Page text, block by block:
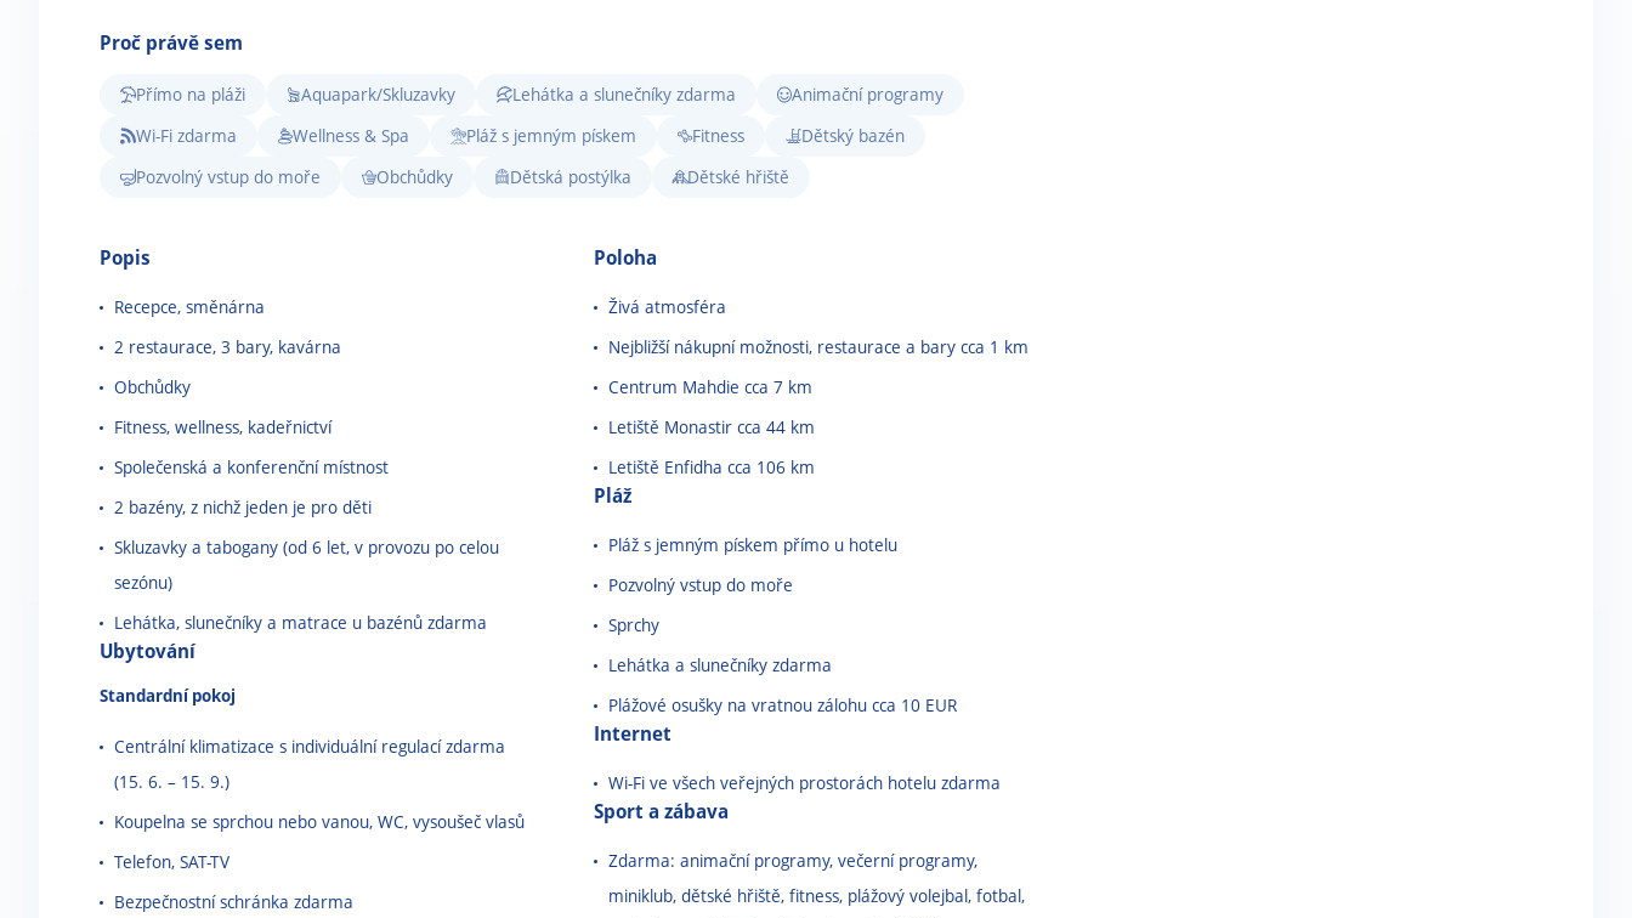
Proč právě sem
Přímo na pláži Aquapark/Skluzavky Lehátka a slunečníky zdarma
Animační programy
Wi-Fi zdarma
Wellness & Spa Pláž s jemným pískem Fitness
Dětský bazén
Pozvolný vstup do moře
Obchůdky Dětská postýlka Dětské hřiště
Popis
Recepce, směnárna
2 restaurace, 3 bary, kavárna
Obchůdky
Fitness, wellness, kadeřnictví
Společenská a konferenční místnost
2 bazény, z nichž jeden je pro děti
Skluzavky a tabogany (od 6 let, v provozu po celou
sezónu)
Lehátka, slunečníky a matrace u bazénů zdarma
Ubytování
Standardní pokoj
Centrální klimatizace s individuální regulací zdarma
(15. 6. – 15. 9.)
Koupelna se sprchou nebo vanou, WC, vysoušeč vlasů
Telefon, SAT-TV
Bezpečnostní schránka zdarma
Poloha
Živá atmosféra
Nejbližší nákupní možnosti, restaurace a bary cca 1 km
Centrum Mahdie cca 7 km
Letiště Monastir cca 44 km
Letiště Enfidha cca 106 km
Pláž
Pláž s jemným pískem přímo u hotelu
Pozvolný vstup do moře
Sprchy
Lehátka a slunečníky zdarma
Plážové osušky na vratnou zálohu cca 10 EUR
Internet
Wi-Fi ve všech veřejných prostorách hotelu zdarma
Sport a zábava
Zdarma: animační programy, večerní programy,
miniklub, dětské hřiště, fitness, plážový volejbal, fotbal,